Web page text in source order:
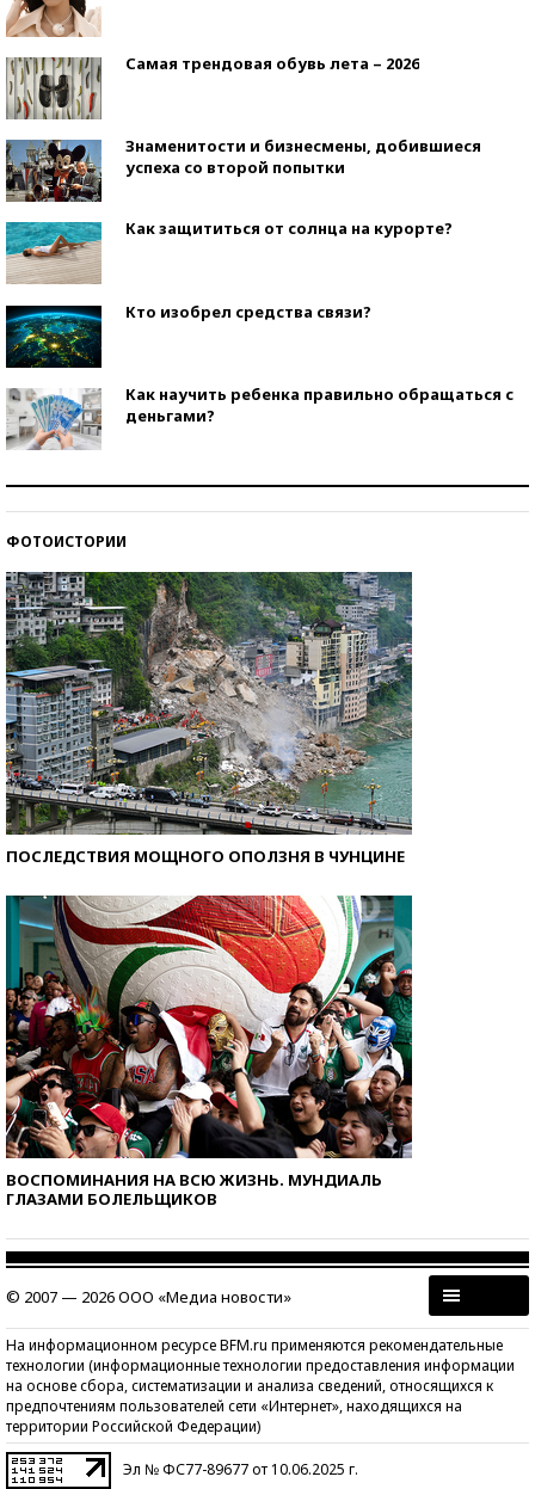
Самая трендовая обувь лета – 2026
Знаменитости и бизнесмены, добившиеся
успеха со второй попытки
Как защититься от солнца на курорте?
Кто изобрел средства связи?
Как научить ребенка правильно обращаться с
деньгами?
ФОТОИСТОРИИ
ПОСЛЕДСТВИЯ МОЩНОГО ОПОЛЗНЯ В ЧУНЦИНЕ
ВОСПОМИНАНИЯ НА ВСЮ ЖИЗНЬ. МУНДИАЛЬ
ГЛАЗАМИ БОЛЕЛЬЩИКОВ
© 2007 — 2026 ООО «Медиа новости»
На информационном ресурсе BFM.ru применяются рекомендательные
технологии (информационные технологии предоставления информации
на основе сбора, систематизации и анализа сведений, относящихся к
предпочтениям пользователей сети «Интернет», находящихся на
территории Российской Федерации)
Эл № ФС77-89677 от 10.06.2025 г.